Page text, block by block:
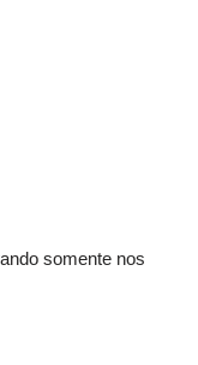
somente nos